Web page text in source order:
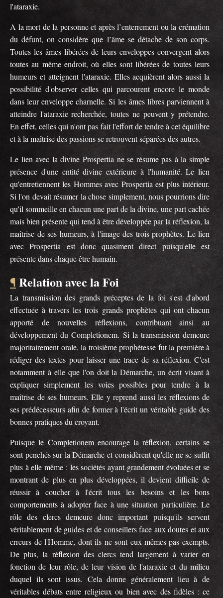
l'ataraxie.
A la mort de la personne et après l’enterrement ou la crémation
du défunt, on considère que l’âme se détache de son corps.
Toutes les âmes libérées de leurs enveloppes convergent alors
toutes au même endroit, où elles sont libérées de toutes leurs
humeurs et atteignent l'ataraxie. Elles acquièrent alors aussi la
possibilité d'observer celles qui parcourent encore le monde
dans leur enveloppe charnelle. Si les âmes libres parviennent à
atteindre l'ataraxie recherchée, toutes ne peuvent y prétendre.
En effet, celles qui n'ont pas fait l'effort de tendre à cet équilibre
et à la maîtrise des passions se retrouvent séparées des autres.
Le lien avec la divine Prospertia ne se résume pas à la simple
présence d'une entité divine extérieure à l'humanité. Le lien
qu'entretiennent les Hommes avec Prospertia est plus intérieur.
Si l'on devait résumer la chose simplement, nous pourrions dire
qu'il sommeille en chacun une part de la divine, une part cachée
mais bien présente qui tend à être développée par la réflexion, la
maîtrise de ses humeurs, à l'image des trois prophètes. Le lien
avec Prospertia est donc quasiment direct puisqu'elle est
présente dans chaque être humain.
¶ Relation avec la Foi
La transmission des grands préceptes de la foi s'est d'abord
effectuée à travers les trois grands prophètes qui ont chacun
apporté de nouvelles réflexions, contribuant ainsi au
développement du Completionem. Si la transmission demeure
majoritairement orale, la troisième prophétesse fut la première à
rédiger des textes pour laisser une trace de sa réflexion. C'est
notamment à elle que l'on doit la Démarche, un écrit visant à
expliquer simplement les voies possibles pour tendre à la
maîtrise de ses humeurs. Elle y reprend aussi les réflexions de
ses prédécesseurs afin de former à l'écrit un véritable guide des
bonnes pratiques du croyant.
Puisque le Completionem encourage la réflexion, certains se
sont penchés sur la Démarche et considèrent qu'elle ne se suffit
plus à elle même : les sociétés ayant grandement évoluées et se
montrant de plus en plus développées, il devient difficile de
réussir à coucher à l'écrit tous les besoins et les bons
comportements à adopter face à une situation particulière. Le
rôle des clercs demeure donc important puisqu'ils servent
véritablement de guides et de conseillers face aux doutes et aux
erreurs de l'Homme, dont ils ne sont eux-mêmes pas exempts.
De plus, la réflexion des clercs tend largement à varier en
fonction de leur rôle, de leur vision de l'ataraxie et du milieu
duquel ils sont issus. Cela donne généralement lieu à de
véritables débats entre religieux ou bien avec des fidèles : ce